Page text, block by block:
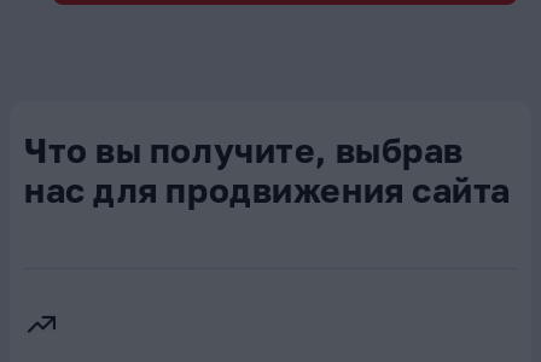
Что вы получите, выбрав
нас для продвижения сайта